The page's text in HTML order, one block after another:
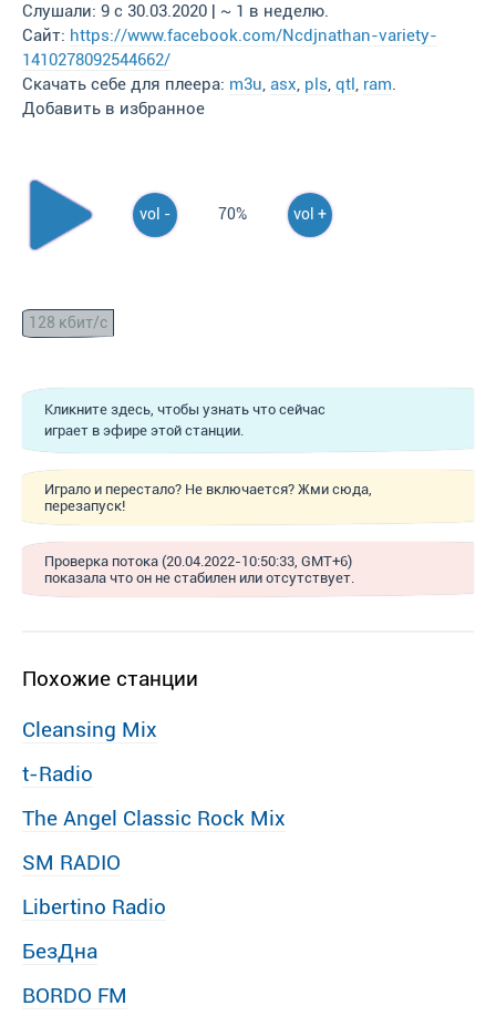
Слушали: 9 с 30.03.2020 | ~ 1 в неделю.
Сайт: https://www.facebook.com/Ncdjnathan-variety-
1410278092544662/
Скачать себе для плеера: m3u, asx, pls, qtl, ram.
Добавить в избранное
vol - 70% vol +
128 кбит/с
Кликните здесь, чтобы узнать что сейчас
играет в эфире этой станции.
Играло и перестало? Не включается? Жми сюда,
перезапуск!
Проверка потока (20.04.2022-10:50:33, GMT+6)
показала что он не стабилен или отсутствует.
Похожие станции
Cleansing Mix
t-Radio
The Angel Classic Rock Mix
SM RADIO
Libertino Radio
БезДна
BORDO FM